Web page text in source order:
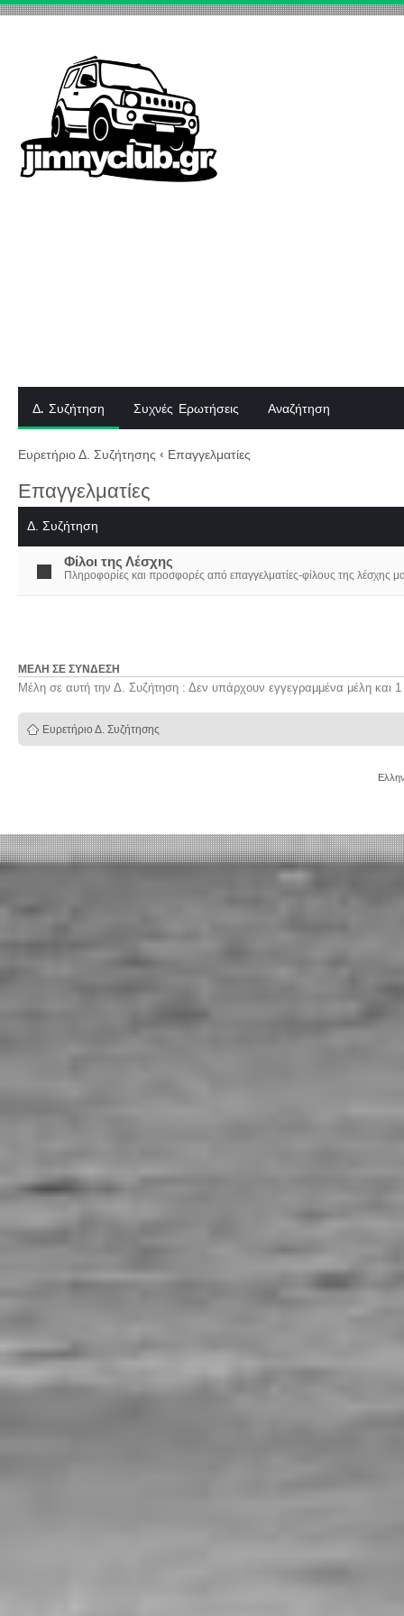
Δ. Συζήτηση Συχνές Ερωτήσεις Αναζήτηση
Ευρετήριο Δ. Συζήτησης ‹ Επαγγελματίες
Επαγγελματίες
Δ. Συζήτηση
Φίλοι της Λέσχης
Πληροφορίες και προσφορές από επαγγελματίες-φίλους της λέσχης
ΜΈΛΗ ΣΕ ΣΎΝΔΕΣΗ
Μέλη σε αυτή την Δ. Συζήτηση : Δεν υπάρχουν εγγεγραμμένα μέλη και 1
Ευρετήριο Δ. Συζήτησης